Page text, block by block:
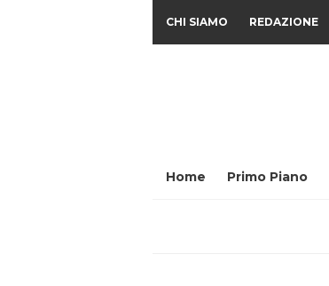
CHI SIAMO REDAZIONE
Home Primo Piano